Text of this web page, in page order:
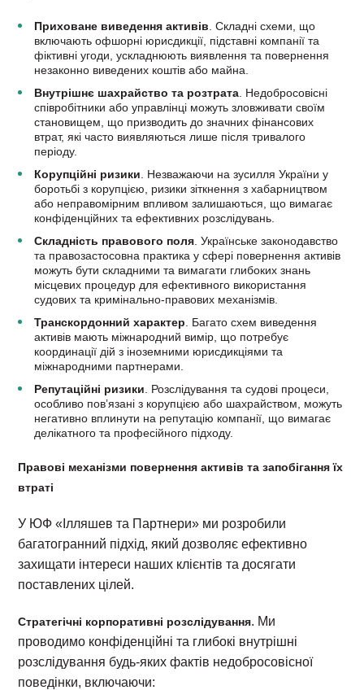
Приховане виведення активів . Складні схеми, що
включають офшорні юрисдикції, підставні компанії та
фіктивні угоди, ускладнюють виявлення та повернення
незаконно виведених коштів або майна.
Внутрішнє шахрайство та розтрата . Недобросовісні
співробітники або управлінці можуть зловживати своїм
становищем, що призводить до значних фінансових
втрат, які часто виявляються лише після тривалого
періоду.
Корупційні ризики . Незважаючи на зусилля України у
боротьбі з корупцією, ризики зіткнення з хабарництвом
або неправомірним впливом залишаються, що вимагає
конфіденційних та ефективних розслідувань.
Складність правового поля . Українське законодавство
та правозастосовна практика у сфері повернення активів
можуть бути складними та вимагати глибоких знань
місцевих процедур для ефективного використання
судових та кримінально-правових механізмів.
Транскордонний характер . Багато схем виведення
активів мають міжнародний вимір, що потребує
координації дій з іноземними юрисдикціями та
міжнародними партнерами.
Репутаційні ризики . Розслідування та судові процеси,
особливо пов’язані з корупцією або шахрайством, можуть
негативно вплинути на репутацію компанії, що вимагає
делікатного та професійного підходу.
Правові механізми повернення активів та запобігання їх
втраті
У ЮФ «Ілляшев та Партнери» ми розробили
багатогранний підхід, який дозволяє ефективно
захищати інтереси наших клієнтів та досягати
поставлених цілей.
Стратегічні корпоративні розслідування. Ми
проводимо конфіденційні та глибокі внутрішні
розслідування будь-яких фактів недобросовісної
поведінки, включаючи: